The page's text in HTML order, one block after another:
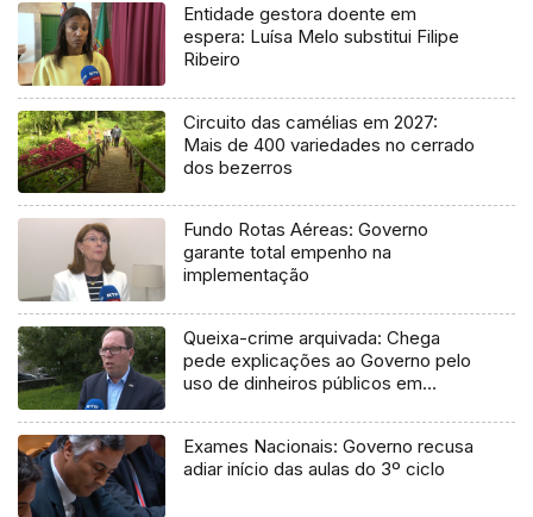
Entidade gestora doente em
espera: Luísa Melo substitui Filipe
Ribeiro
Circuito das camélias em 2027:
Mais de 400 variedades no cerrado
dos bezerros
Fundo Rotas Aéreas: Governo
garante total empenho na
implementação
Queixa-crime arquivada: Chega
pede explicações ao Governo pelo
uso de dinheiros públicos em
Exames Nacionais: Governo recusa
adiar início das aulas do 3º ciclo